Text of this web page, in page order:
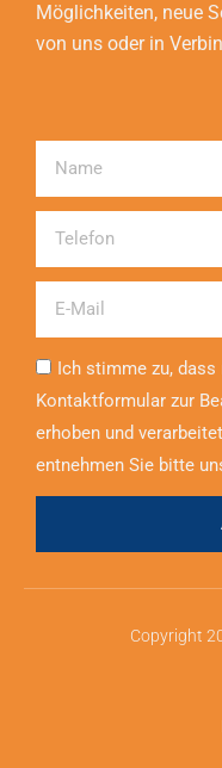
Möglichkeiten, neue
von uns oder in
Telefon
Ich stimme zu, dass
Kontaktformular zur
erhoben und
entnehmen Sie bitte
Copyright